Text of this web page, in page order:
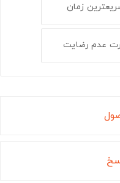
زمان
عدم رضایت